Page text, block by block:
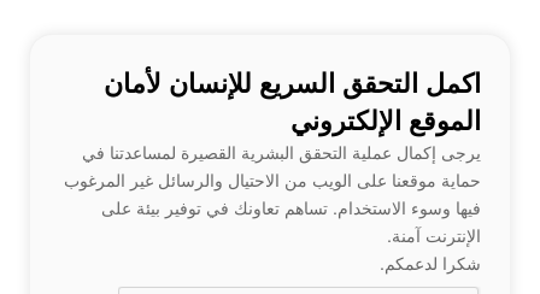
اكمل التحقق السريع للإنسان لأمان
الموقع الإلكتروني
يرجى إكمال عملية التحقق البشرية القصيرة لمساعدتنا في
حماية موقعنا على الويب من الاحتيال والرسائل غير المرغوب
فيها وسوء الاستخدام. تساهم تعاونك في توفير بيئة على
الإنترنت آمنة.
شكرا لدعمكم.